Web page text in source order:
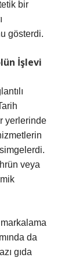
bir
gösterdi.
İşlevi
yerlerinde
veya
da
gıda